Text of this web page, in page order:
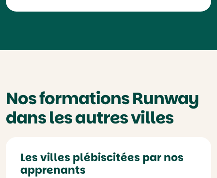
Nos formations Runway
dans les autres villes
Les villes plébiscitées par nos
apprenants